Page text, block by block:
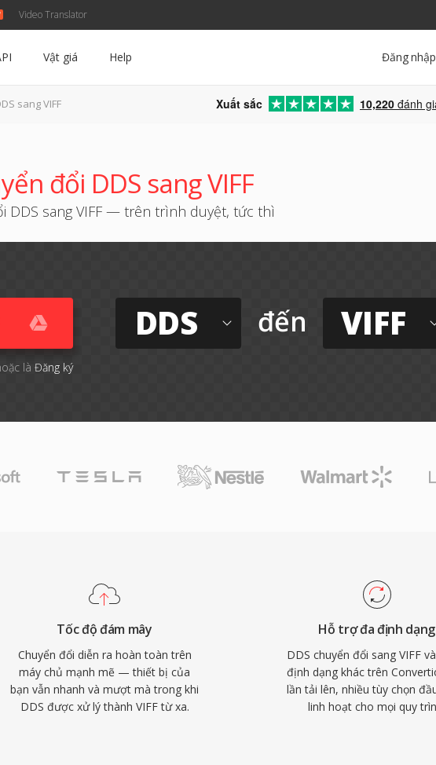
Video Translator
Đăng nhập
Vật giá Help
sang VIFF Xuất sắc 10,220 đánh
đổi DDS sang VIFF
DDS sang VIFF — trên trình duyệt, tức thì
là Đăng ký
DDS đến VIFF
Tốc độ đám mây
Chuyển đổi diễn ra hoàn toàn trên
máy chủ mạnh mẽ — thiết bị của
bạn vẫn nhanh và mượt mà trong khi
DDS được xử lý thành VIFF từ xa.
Hỗ trợ đa định dạng
DDS chuyển đổi sang VIFF
định dạng khác trên
lần tải lên, nhiều tùy chọn
linh hoạt cho mọi quy